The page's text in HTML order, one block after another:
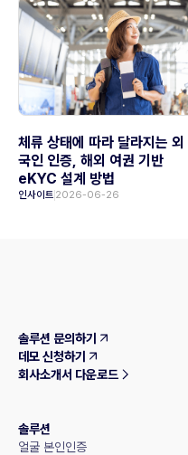
체류 상태에 따라 달라지는 외
국인 인증, 해외 여권 기반
eKYC 설계 방법
인사이트 2026-06-26
솔루션 문의하기
데모 신청하기
회사소개서 다운로드
솔루션
얼굴 본인인증